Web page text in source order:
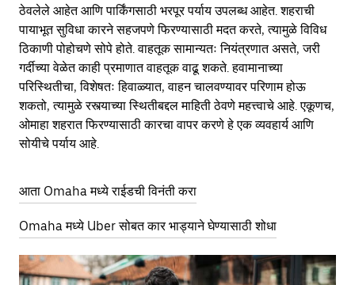
ठेवलेले आहेत आणि पार्किंगसाठी भरपूर पर्याय उपलब्ध आहेत. शहराची
पायाभूत सुविधा कारने सहजपणे फिरण्यासाठी मदत करते, त्यामुळे विविध
ठिकाणी पोहोचणे सोपे होते. वाहतूक सामान्यतः नियंत्रणात असते, जरी
गर्दीच्या वेळेत काही प्रमाणात वाहतूक वाढू शकते. हवामानाच्या
परिस्थितीचा, विशेषतः हिवाळ्यात, वाहन चालवण्यावर परिणाम होऊ
शकतो, त्यामुळे रस्त्याच्या स्थितीबद्दल माहिती ठेवणे महत्त्वाचे आहे. एकूणच,
ओमाहा शहरात फिरण्यासाठी कारचा वापर करणे हे एक व्यवहार्य आणि
सोयीचे पर्याय आहे.
आता Omaha मध्ये राईडची विनंती करा
Omaha मध्ये Uber सोबत कार भाड्याने घेण्यासाठी शोधा